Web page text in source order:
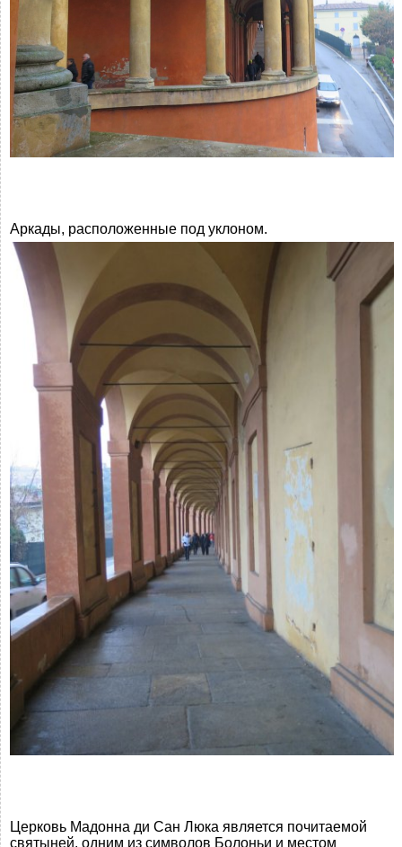
Аркады, расположенные под уклоном.
Церковь Мадонна ди Сан Люка является почитаемой
святыней, одним из символов Болоньи и местом